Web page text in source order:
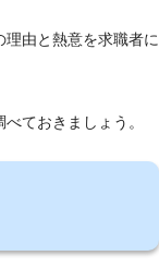
由と熱意を求職者に
ておきましょう。